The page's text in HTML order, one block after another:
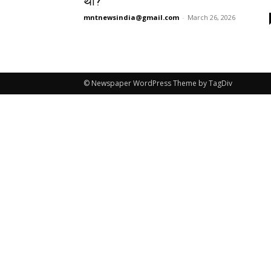
mntnewsindia@gmail.com - March 26, 2026
© Newspaper WordPress Theme by TagDiv